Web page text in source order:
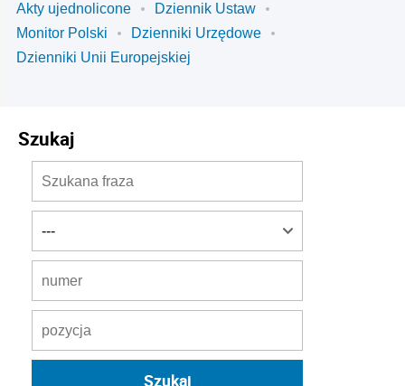
Akty ujednolicone
Dziennik Ustaw
Monitor Polski
Dzienniki Urzędowe
Dzienniki Unii Europejskiej
Szukaj